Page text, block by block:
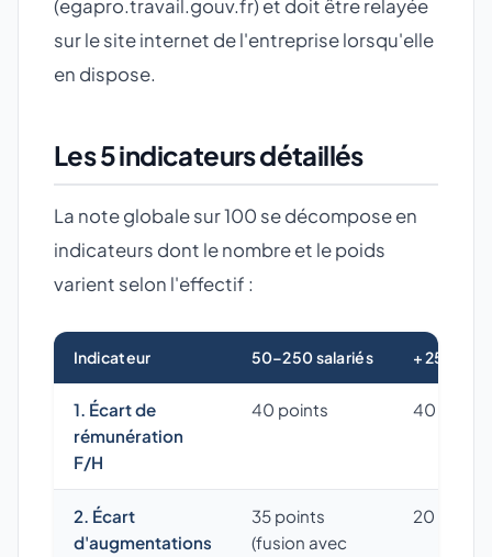
(egapro.travail.gouv.fr) et doit être relayée
sur le site internet de l'entreprise lorsqu'elle
en dispose.
Les 5 indicateurs détaillés
La note globale sur 100 se décompose en
indicateurs dont le nombre et le poids
varient selon l'effectif :
Indicateur 50–250 salariés + 250
1. Écart de
rémunération
F/H
40 points 40 points
2. Écart
d'augmentations
35 points
(fusion avec
20 points